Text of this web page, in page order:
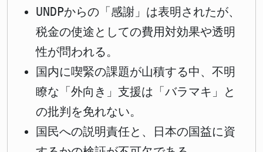
UNDPからの「感謝」は表明されたが、
税金の使途としての費用対効果や透明
性が問われる。
国内に喫緊の課題が山積する中、不明
瞭な「外向き」支援は「バラマキ」と
の批判を免れない。
国民への説明責任と、日本の国益に資